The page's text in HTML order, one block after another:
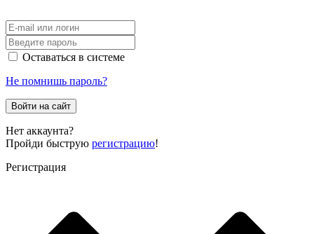
Оставаться в системе
Не помнишь пароль?
Войти на сайт
Нет аккаунта?
Пройди быструю регистрацию!
Регистрация